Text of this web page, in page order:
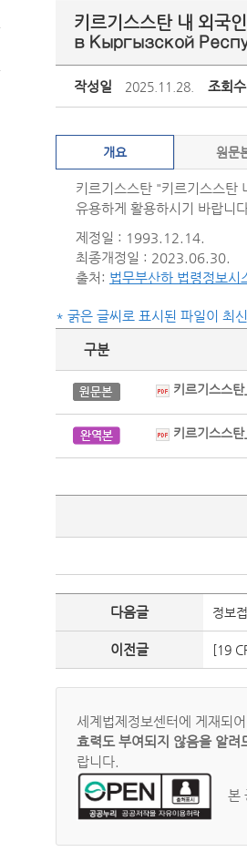
키르기스스탄 내 외
в Кыргызской
작성일 2025.11.28. 조회수
개요 원문
키르기스스탄 "키르기스스탄
유용하게 활용하시기 바랍니
제정일 : 1993.12.14.
최종개정일 : 2023.06.30.
출처: 법무부산하 법령정보시
* 굵은 글씨로 표시된 파일이 최
구분
키르기스스
키르기스스
다음글 정보
이전글 [19
세계법제정보센터에 게재되
효력도 부여되지 않음을 알려
랍니다.
본